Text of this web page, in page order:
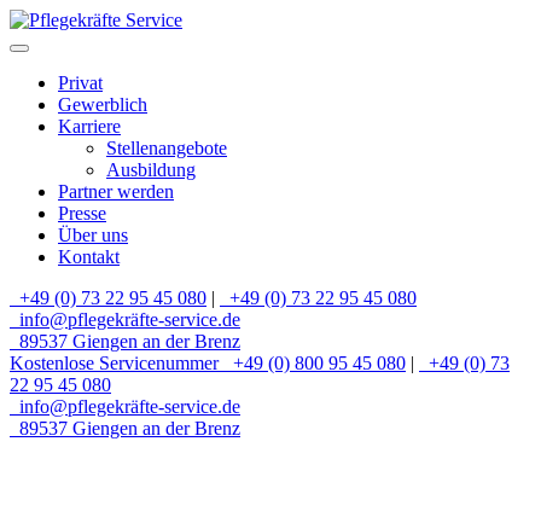
Privat
Gewerblich
Karriere
Stellenangebote
Ausbildung
Partner werden
Presse
Über uns
Kontakt
+49 (0) 73 22 95 45 080 |
+49 (0) 73 22 95 45 080
info@pflegekräfte-service.de
89537 Giengen an der Brenz
Kostenlose Servicenummer
+49 (0) 800 95 45 080 |
+49 (0) 73
22 95 45 080
info@pflegekräfte-service.de
89537 Giengen an der Brenz